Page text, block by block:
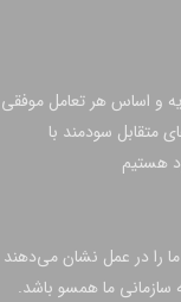
و اساس هر تعامل موفقی
متقابل سودمند با
هستیم
را در عمل نشان می‌دهند
سازمانی ما همسو باشد.